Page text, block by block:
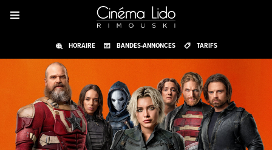
HORAIRE BANDES-ANNONCES TARIFS